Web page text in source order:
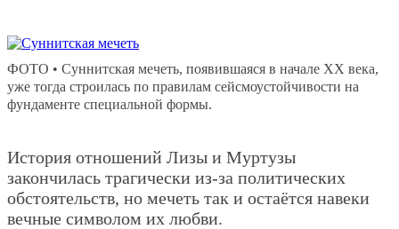
ФОТО • Суннитская мечеть, появившаяся в начале XX века,
уже тогда строилась по правилам сейсмоустойчивости на
фундаменте специальной формы.
История отношений Лизы и Муртузы
закончилась трагически из-за политических
обстоятельств, но мечеть так и остаётся навеки
вечные символом их любви.